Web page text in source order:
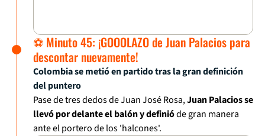
⚽ Minuto 45: ¡GOOOLAZO de Juan Palacios para
descontar nuevamente!
Colombia se metió en partido tras la gran definición
del puntero
Pase de tres dedos de Juan José Rosa,Juan Palacios se
llevó por delante el balón y definióde gran manera
ante el portero de los 'halcones'.